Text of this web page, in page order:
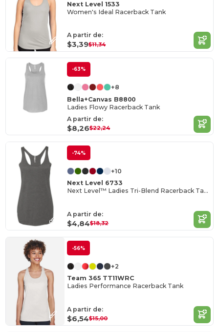
Next Level 1533
Women's Ideal Racerback Tank
A partir de:
$3,39$11,34
-63%
+8
Bella+Canvas B8800
Ladies Flowy Racerback Tank
A partir de:
$8,26$22,24
-74%
+10
Next Level 6733
Next Level™ Ladies Tri-Blend Racerback Tank
A partir de:
$4,84$18,32
-56%
+2
Team 365 TT11WRC
Ladies Performance Racerback Tank
A partir de:
$6,54$15,00